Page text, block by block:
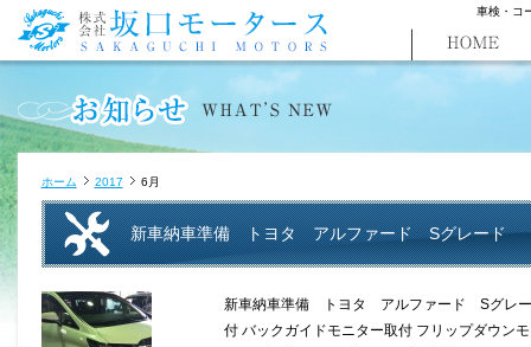
車検・コ
ホーム 2017 6月
新車納車準備 トヨタ アルファード Sグレード
新車納車準備 トヨタ アルファード Sグレー
付 バックガイドモニター取付 フリップダウン